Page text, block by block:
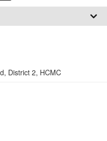
District 2, HCMC